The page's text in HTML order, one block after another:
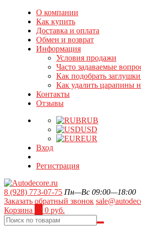
О компании
Как купить
Доставка и оплата
Обмен и возврат
Информация
Условия продажи
Часто задаваемые
Как подобрать
Как удалить царапины
Контакты
Отзывы
RUB
USD
EUR
Вход
Регистрация
8 (928) 773-07-75 Пн—Вс 09:00—18:00
Заказать обратный звонок
Корзина
0 руб.